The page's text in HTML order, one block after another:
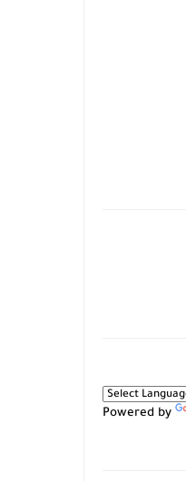
Powered by